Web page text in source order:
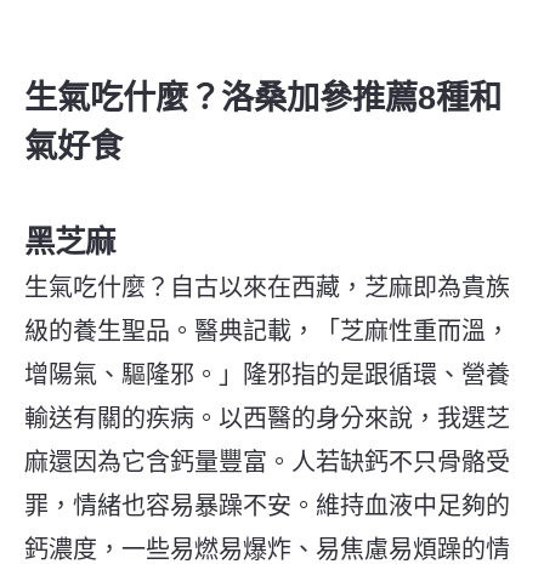
生氣吃什麼？洛桑加參推薦8種和
氣好食
黑芝麻
生氣吃什麼？自古以來在西藏，芝麻即為貴族
級的養生聖品。醫典記載，「芝麻性重而溫，
增陽氣、驅隆邪。」隆邪指的是跟循環、營養
輸送有關的疾病。以西醫的身分來說，我選芝
麻還因為它含鈣量豐富。人若缺鈣不只骨骼受
罪，情緒也容易暴躁不安。 維持血液中足夠的
鈣濃度，一些易燃易爆炸、易焦慮易煩躁的情